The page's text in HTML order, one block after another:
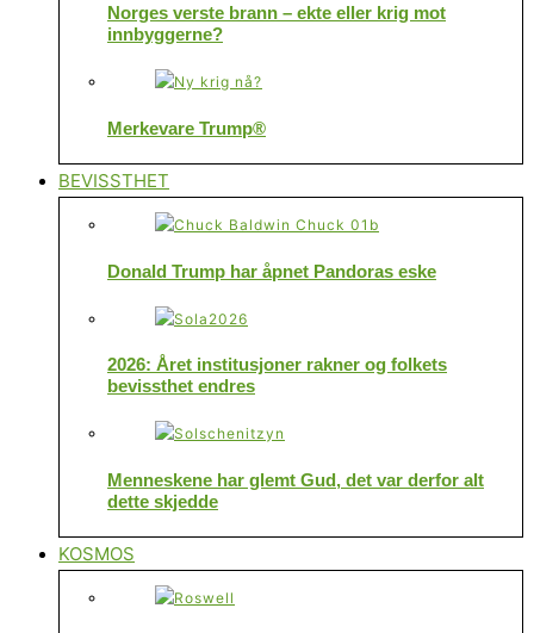
Norges verste brann – ekte eller krig mot
innbyggerne?
Merkevare Trump®
BEVISSTHET
Donald Trump har åpnet Pandoras eske
2026: Året institusjoner rakner og folkets
bevissthet endres
Menneskene har glemt Gud, det var derfor alt
dette skjedde
KOSMOS